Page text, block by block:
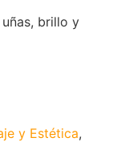
brillo y
y Estética,